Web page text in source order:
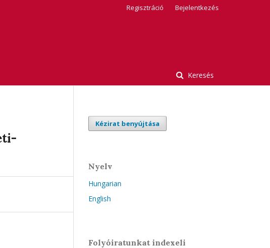
Keresés
Regisztráció Bejelentkezés
Kézirat benyújtása
Nyelv
Hungarian
English
Folyóiratunkat indexeli